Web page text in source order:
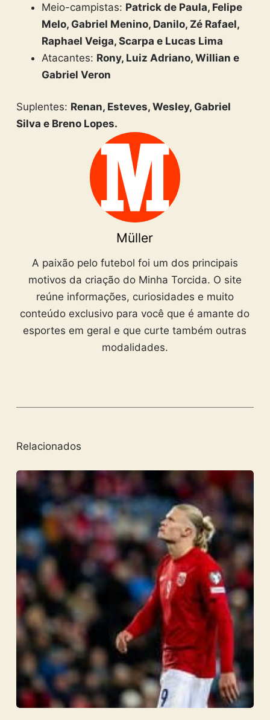
Meio-campistas: Patrick de Paula, Felipe
Melo, Gabriel Menino, Danilo, Zé Rafael,
Raphael Veiga, Scarpa e Lucas Lima
Atacantes: Rony, Luiz Adriano, Willian e
Gabriel Veron
Suplentes: Renan, Esteves, Wesley, Gabriel
Silva e Breno Lopes.
Müller
A paixão pelo futebol foi um dos principais
motivos da criação do Minha Torcida. O site
reúne informações, curiosidades e muito
conteúdo exclusivo para você que é amante do
esportes em geral e que curte também outras
modalidades.
Relacionados